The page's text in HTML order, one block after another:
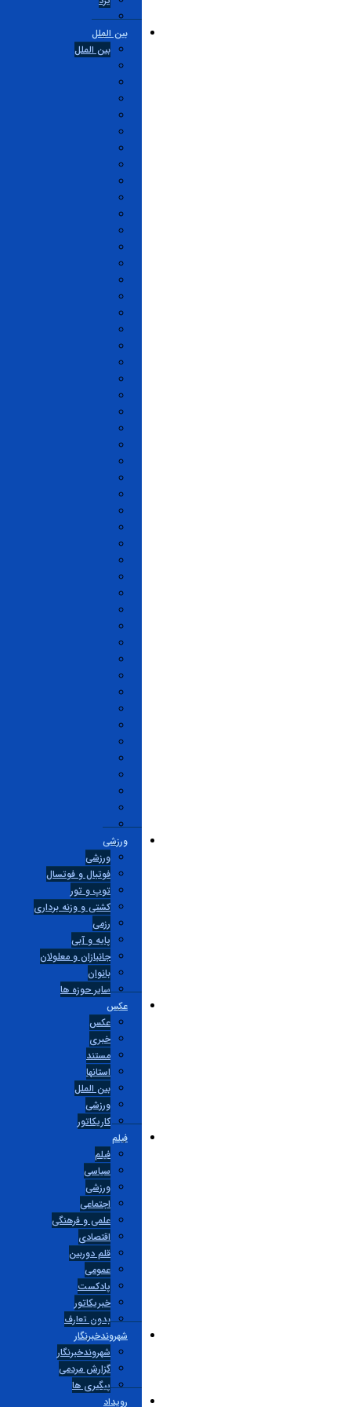
بین الملل
بین الملل
ورزشی
ورزشی
فوتبال و فوتسال
توپ و تور
کشتی و وزنه برداری
رزمی
پایه و آبی
جانبازان و معلولان
بانوان
ساير حوزه ها
عکس
عکس
خبری
مستند
استانها
بین الملل
ورزشی
کاریکاتور
فیلم
فیلم
سیاسی
ورزشی
اجتماعی
علمی و فرهنگی
اقتصادی
قلم دوربین
عمومی
پادکست
خبریکاتور
بدون تعارف
شهروندخبرنگار
شهروندخبرنگار
گزارش مردمی
پیگیری ها
رویداد